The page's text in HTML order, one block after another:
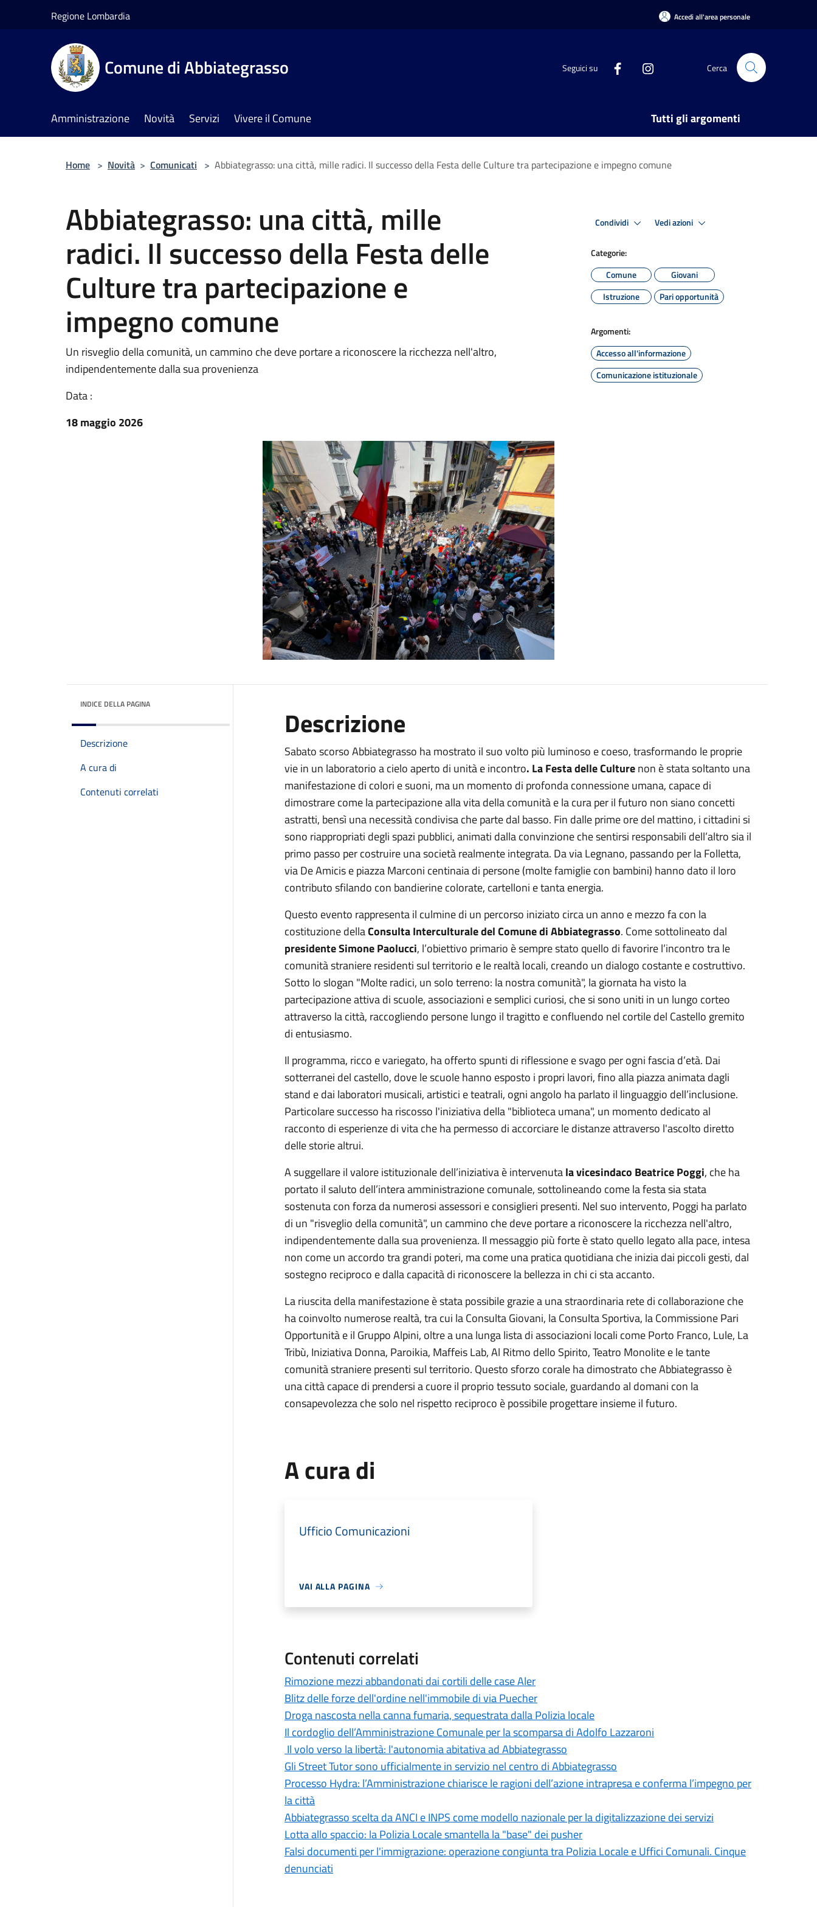
Regione Lombardia Accedi all'area personale
Comune di Abbiategrasso Seguici su Cerca
Amministrazione Novità Servizi Vivere il Comune Tutti gli argomenti
Home > Novità > Comunicati > Abbiategrasso: una città, mille radici. Il successo della Festa delle Culture tra partecipazione e impegno comune
Abbiategrasso: una città, mille
radici. Il successo della Festa delle
Culture tra partecipazione e
impegno comune
Un risveglio della comunità, un cammino che deve portare a riconoscere la ricchezza nell'altro,
indipendentemente dalla sua provenienza
Data :
18 maggio 2026
Condividi Vedi azioni
Categorie:
Comune
Giovani
Istruzione
Pari opportunità
Argomenti:
Accesso all'informazione
Comunicazione istituzionale
INDICE DELLA PAGINA
Descrizione
A cura di
Contenuti correlati
Descrizione
Sabato scorso Abbiategrasso ha mostrato il suo volto più luminoso e coeso, trasformando le proprie
vie in un laboratorio a cielo aperto di unità e incontro. La Festa delle Culturenon è stata soltanto una
manifestazione di colori e suoni, ma un momento di profonda connessione umana, capace di
dimostrare come la partecipazione alla vita della comunità e la cura per il futuro non siano concetti
astratti, bensì una necessità condivisa che parte dal basso. Fin dalle prime ore del mattino, i cittadini si
sono riappropriati degli spazi pubblici, animati dalla convinzione che sentirsi responsabili dell’altro sia il
primo passo per costruire una società realmente integrata. Da via Legnano, passando per la Folletta,
via De Amicis e piazza Marconi centinaia di persone (molte famiglie con bambini) hanno dato il loro
contributo sfilando con bandierine colorate, cartelloni e tanta energia.
Questo evento rappresenta il culmine di un percorso iniziato circa un anno e mezzo fa con la
costituzione dellaConsulta Interculturale del Comune di Abbiategrasso. Come sottolineato dal
presidente Simone Paolucci, l’obiettivo primario è sempre stato quello di favorire l’incontro tra le
comunità straniere residenti sul territorio e le realtà locali, creando un dialogo costante e costruttivo.
Sotto lo slogan "Molte radici, un solo terreno: la nostra comunità", la giornata ha visto la
partecipazione attiva di scuole, associazioni e semplici curiosi, che si sono uniti in un lungo corteo
attraverso la città, raccogliendo persone lungo il tragitto e confluendo nel cortile del Castello gremito
di entusiasmo.
Il programma, ricco e variegato, ha offerto spunti di riflessione e svago per ogni fascia d’età. Dai
sotterranei del castello, dove le scuole hanno esposto i propri lavori, fino alla piazza animata dagli
stand e dai laboratori musicali, artistici e teatrali, ogni angolo ha parlato il linguaggio dell’inclusione.
Particolare successo ha riscosso l'iniziativa della "biblioteca umana", un momento dedicato al
racconto di esperienze di vita che ha permesso di accorciare le distanze attraverso l'ascolto diretto
delle storie altrui.
A suggellare il valore istituzionale dell’iniziativa è intervenutala vicesindaco Beatrice Poggi, che ha
portato il saluto dell’intera amministrazione comunale, sottolineando come la festa sia stata
sostenuta con forza da numerosi assessori e consiglieri presenti. Nel suo intervento, Poggi ha parlato
di un "risveglio della comunità", un cammino che deve portare a riconoscere la ricchezza nell'altro,
indipendentemente dalla sua provenienza. Il messaggio più forte è stato quello legato alla pace, intesa
non come un accordo tra grandi poteri, ma come una pratica quotidiana che inizia dai piccoli gesti, dal
sostegno reciproco e dalla capacità di riconoscere la bellezza in chi ci sta accanto.
La riuscita della manifestazione è stata possibile grazie a una straordinaria rete di collaborazione che
ha coinvolto numerose realtà, tra cui la Consulta Giovani, la Consulta Sportiva, la Commissione Pari
Opportunità e il Gruppo Alpini, oltre a una lunga lista di associazioni locali come Porto Franco, Lule, La
Tribù, Iniziativa Donna, Paroikia, Maffeis Lab, Al Ritmo dello Spirito, Teatro Monolite e le tante
comunità straniere presenti sul territorio. Questo sforzo corale ha dimostrato che Abbiategrasso è
una città capace di prendersi a cuore il proprio tessuto sociale, guardando al domani con la
consapevolezza che solo nel rispetto reciproco è possibile progettare insieme il futuro.
A cura di
Ufficio Comunicazioni
VAI ALLA PAGINA
Contenuti correlati
Rimozione mezzi abbandonati dai cortili delle case Aler
Blitz delle forze dell'ordine nell'immobile di via Puecher
Droga nascosta nella canna fumaria, sequestrata dalla Polizia locale
Il cordoglio dell’Amministrazione Comunale per la scomparsa di Adolfo Lazzaroni
Il volo verso la libertà: l'autonomia abitativa ad Abbiategrasso
Gli Street Tutor sono ufficialmente in servizio nel centro di Abbiategrasso
Processo Hydra: l’Amministrazione chiarisce le ragioni dell’azione intrapresa e conferma l’impegno per
la città
Abbiategrasso scelta da ANCI e INPS come modello nazionale per la digitalizzazione dei servizi
Lotta allo spaccio: la Polizia Locale smantella la "base" dei pusher
Falsi documenti per l'immigrazione: operazione congiunta tra Polizia Locale e Uffici Comunali. Cinque
denunciati